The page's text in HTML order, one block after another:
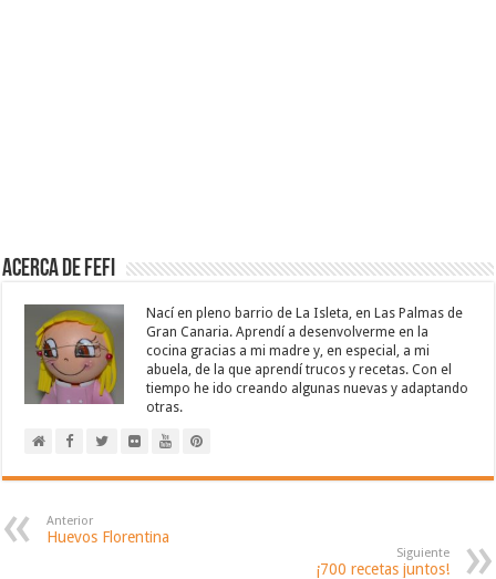
Acerca de Fefi
Nací en pleno barrio de La Isleta, en Las Palmas de
Gran Canaria. Aprendí a desenvolverme en la
cocina gracias a mi madre y, en especial, a mi
abuela, de la que aprendí trucos y recetas. Con el
tiempo he ido creando algunas nuevas y adaptando
otras.
Anterior
Huevos Florentina
Siguiente
¡700 recetas juntos!